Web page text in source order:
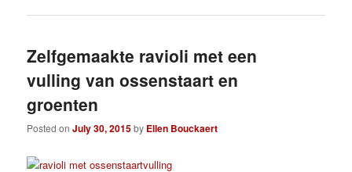
Zelfgemaakte ravioli met een
vulling van ossenstaart en
groenten
Posted onJuly 30, 2015by Ellen Bouckaert